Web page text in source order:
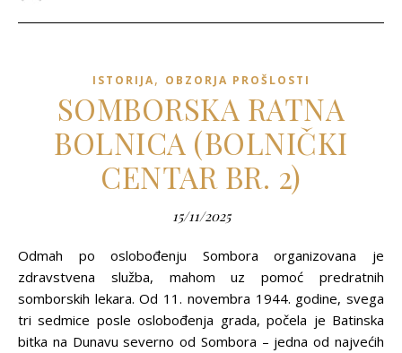
ISTORIJA, OBZORJA PROŠLOSTI
SOMBORSKA RATNA
BOLNICA (BOLNIČKI
CENTAR BR. 2)
15/11/2025
Odmah po oslobođenju Sombora organizovana je
zdravstvena služba, mahom uz pomoć predratnih
somborskih lekara. Od 11. novembra 1944. godine, svega
tri sedmice posle oslobođenja grada, počela je Batinska
bitka na Dunavu severno od Sombora – jedna od najvećih